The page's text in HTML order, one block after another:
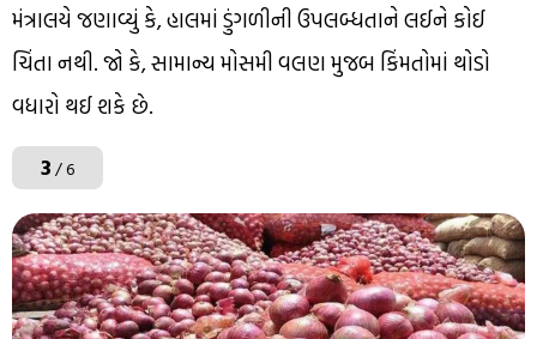
મંત્રાલયે જણાવ્યું કે, હાલમાં ડુંગળીની ઉપલબ્ધતાને લઈને કોઈ
ચિંતા નથી. જો કે, સામાન્ય મોસમી વલણ મુજબ કિંમતોમાં થોડો
વધારો થઈ શકે છે.
3/ 6